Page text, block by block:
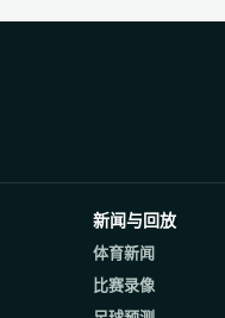
新闻与回放
体育新闻
比赛录像